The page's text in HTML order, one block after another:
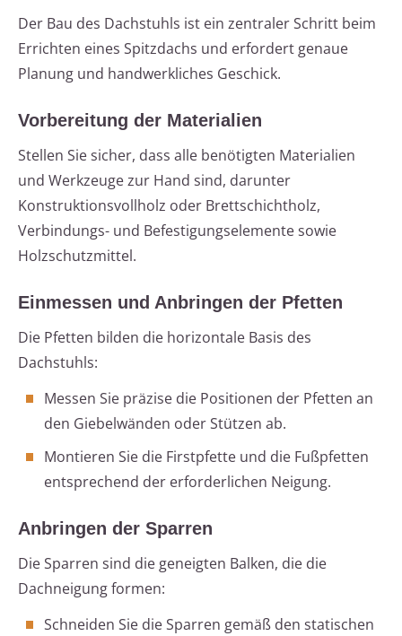
Der Bau des Dachstuhls ist ein zentraler Schritt beim
Errichten eines Spitzdachs und erfordert genaue
Planung und handwerkliches Geschick.
Vorbereitung der Materialien
Stellen Sie sicher, dass alle benötigten Materialien
und Werkzeuge zur Hand sind, darunter
Konstruktionsvollholz oder Brettschichtholz,
Verbindungs- und Befestigungselemente sowie
Holzschutzmittel.
Einmessen und Anbringen der Pfetten
Die Pfetten bilden die horizontale Basis des
Dachstuhls:
Messen Sie präzise die Positionen der Pfetten an
den Giebelwänden oder Stützen ab.
Montieren Sie die Firstpfette und die Fußpfetten
entsprechend der erforderlichen Neigung.
Anbringen der Sparren
Die Sparren sind die geneigten Balken, die die
Dachneigung formen:
Schneiden Sie die Sparren gemäß den statischen